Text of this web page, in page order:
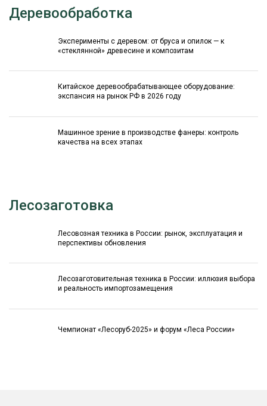
Деревообработка
Эксперименты с деревом: от бруса и опилок — к
«стеклянной» древесине и композитам
Китайское деревообрабатывающее оборудование:
экспансия на рынок РФ в 2026 году
Машинное зрение в производстве фанеры: контроль
качества на всех этапах
Лесозаготовка
Лесовозная техника в России: рынок, эксплуатация и
перспективы обновления
Лесозаготовительная техника в России: иллюзия выбора
и реальность импортозамещения
Чемпионат «Лесоруб-2025» и форум «Леса России»